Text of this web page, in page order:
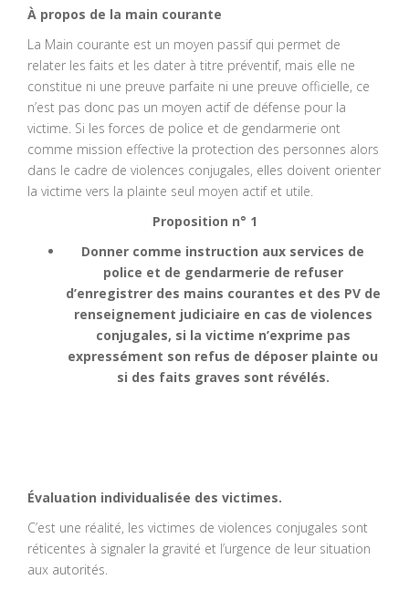
À propos de la main courante
La Main courante est un moyen passif qui permet de
relater les faits et les dater à titre préventif, mais elle ne
constitue ni une preuve parfaite ni une preuve officielle, ce
n’est pas donc pas un moyen actif de défense pour la
victime. Si les forces de police et de gendarmerie ont
comme mission effective la protection des personnes alors
dans le cadre de violences conjugales, elles doivent orienter
la victime vers la plainte seul moyen actif et utile.
Proposition n° 1
Donner comme instruction aux services de
police et de gendarmerie de refuser
d’enregistrer des mains courantes et des PV de
renseignement judiciaire en cas de violences
conjugales, si la victime n’exprime pas
expressément son refus de déposer plainte ou
si des faits graves sont révélés.
Évaluation individualisée des victimes.
C’est une réalité, les victimes de violences conjugales sont
réticentes à signaler la gravité et l’urgence de leur situation
aux autorités.